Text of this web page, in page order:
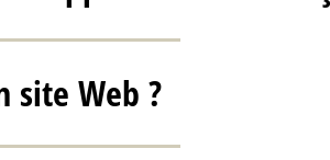
site Web ?